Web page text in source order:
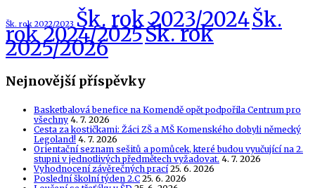
Šk. rok 2022/2023 Šk. rok 2023/2024Šk.
rok 2024/2025Šk. rok
2025/2026
Nejnovější příspěvky
Basketbalová benefice na Komendě opět podpořila Centrum pro
všechny 4. 7. 2026
Cesta za kostičkami: Žáci ZŠ a MŠ Komenského dobyli německý
Legoland! 4. 7. 2026
Orientační seznam sešitů a pomůcek, které budou vyučující na 2.
stupni v jednotlivých předmětech vyžadovat. 4. 7. 2026
Vyhodnocení závěrečných prací 25. 6. 2026
Poslední školní týden 2.C 25. 6. 2026